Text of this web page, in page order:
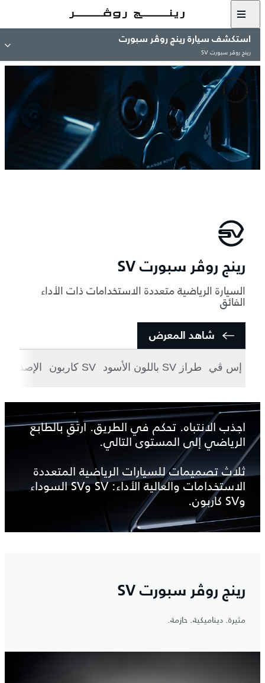
استكشف سيارة رينج روڤر سبورت
رينج روڤر سبورت SV
رينج روڤر سبورت SV
السيارة الرياضية متعددة الاستخدامات ذات الأداء
الفائق
شاهد المعرض
إس ڤي طراز SV باللون الأسود SV كاربون
اجذب الانتباه. تحكم في الطريق. ارتقِ بالطابع
الرياضي إلى المستوى التالي.
ثلاث تصميمات للسيارات الرياضية المتعددة
الاستخدامات والعالية الأداء: SV وSV السوداء
وSV كاربون.
رينج روڤر سبورت SV
مثيرة. ديناميكية. حازمة.